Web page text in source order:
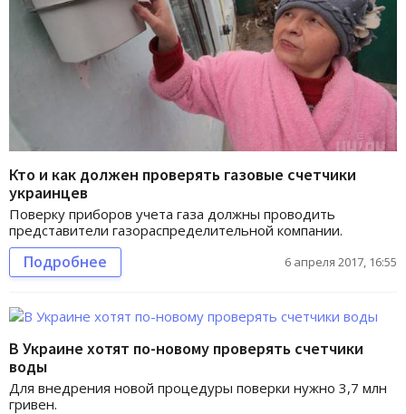
Кто и как должен проверять газовые счетчики
украинцев
Поверку приборов учета газа должны проводить
представители газораспределительной компании.
Подробнее 6 апреля 2017, 16:55
В Украине хотят по-новому проверять счетчики
воды
Для внедрения новой процедуры поверки нужно 3,7 млн
гривен.